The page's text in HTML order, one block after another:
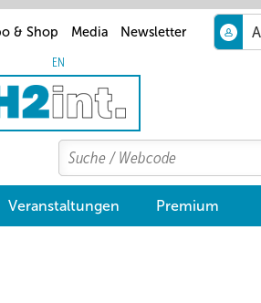
& Shop Media Newsletter
EN
Search
Suchen
Veranstaltungen Premium